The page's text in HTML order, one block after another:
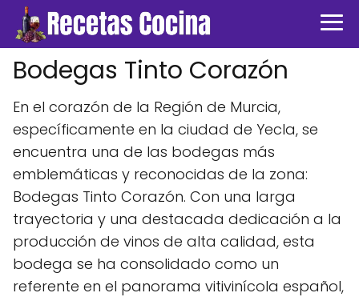
Bodegas Tinto Corazón
En el corazón de la Región de Murcia,
específicamente en la ciudad de Yecla, se
encuentra una de las bodegas más
emblemáticas y reconocidas de la zona:
Bodegas Tinto Corazón. Con una larga
trayectoria y una destacada dedicación a la
producción de vinos de alta calidad, esta
bodega se ha consolidado como un
referente en el panorama vitivinícola español,